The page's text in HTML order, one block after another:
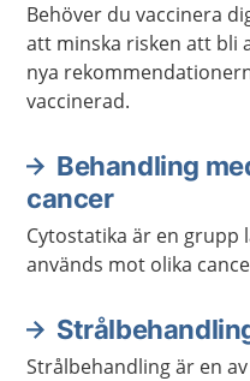
Behöver du vaccinera
att minska risken att bli
nya
vaccinerad.
Behandling
cancer
Cytostatika är en grupp
används mot olika
Strålbehandling är en